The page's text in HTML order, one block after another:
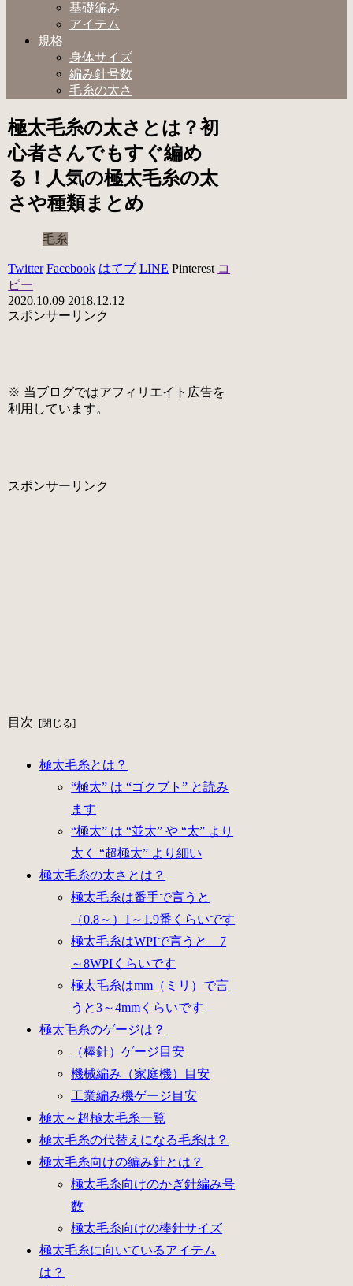
基礎編み
アイテム
規格
身体サイズ
編み針号数
毛糸の太さ
極太毛糸の太さとは？初
心者さんでもすぐ編め
る！人気の極太毛糸の太
さや種類まとめ
毛糸
Twitter Facebook はてブ LINE Pinterest コ
ピー
2020.10.09 2018.12.12
スポンサーリンク
※ 当ブログではアフィリエイト広告を
利用しています。
スポンサーリンク
目次
極太毛糸とは？
“極太” は “ゴクブト” と読み
ます
“極太” は “並太” や “太” より
太く “超極太” より細い
極太毛糸の太さとは？
極太毛糸は番手で言うと
（0.8～）1～1.9番くらいです
極太毛糸はWPIで言うと 7
～8WPIくらいです
極太毛糸はmm（ミリ）で言
うと3～4mmくらいです
極太毛糸のゲージは？
（棒針）ゲージ目安
機械編み（家庭機）目安
工業編み機ゲージ目安
極太～超極太毛糸一覧
極太毛糸の代替えになる毛糸は？
極太毛糸向けの編み針とは？
極太毛糸向けのかぎ針編み号
数
極太毛糸向けの棒針サイズ
極太毛糸に向いているアイテム
は？